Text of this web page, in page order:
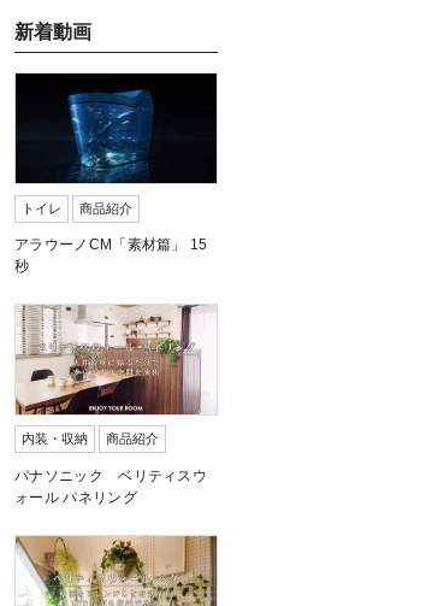
新着動画
トイレ 商品紹介
アラウーノCM「素材篇」 15
秒
内装・収納 商品紹介
パナソニック ベリティスウ
ォール パネリング